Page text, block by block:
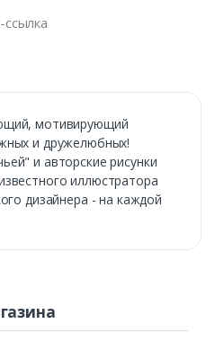
мотивирующий
и дружелюбных!
и авторские рисунки
иллюстратора
дизайнера - на каждой